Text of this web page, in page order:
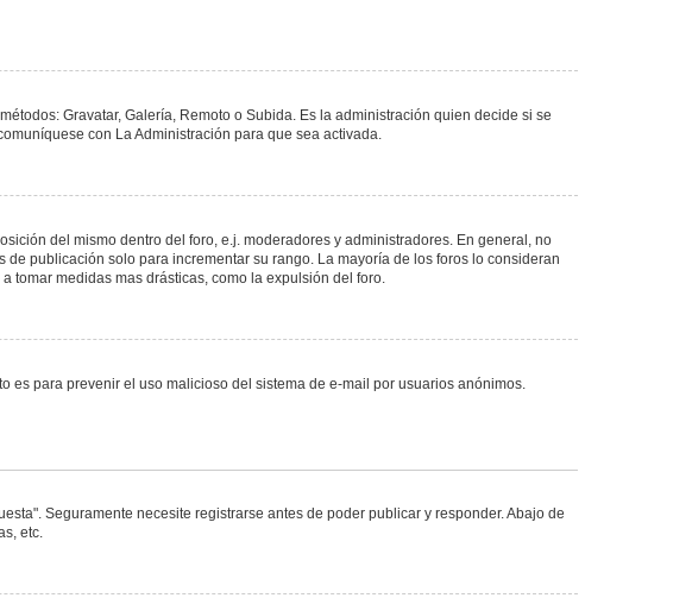
Gravatar, Galería, Remoto o Subida. Es la administración quien decide si se
con La Administración para que sea activada.
del mismo dentro del foro, e.j. moderadores y administradores. En general, no
publicación solo para incrementar su rango. La mayoría de los foros lo consideran
tomar medidas mas drásticas, como la expulsión del foro.
es para prevenir el uso malicioso del sistema de e-mail por usuarios anónimos.
Seguramente necesite registrarse antes de poder publicar y responder. Abajo de
etc.